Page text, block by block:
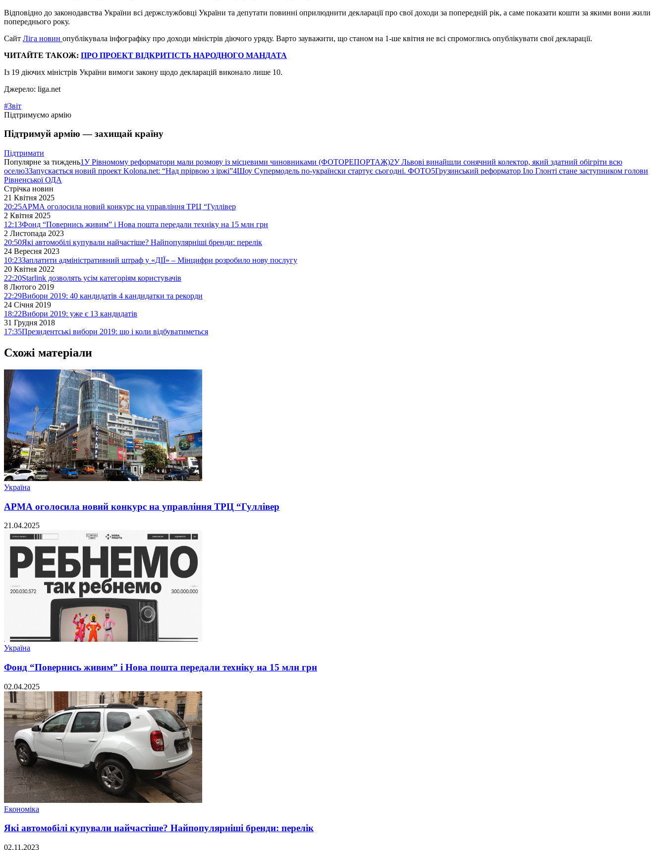
Відповідно до законодавства України всі держслужбовці України та депутати повинні оприлюднити декларації про свої доходи за попередній рік, а саме показати кошти за якими вони жили
попереднього року.
Сайт Ліга новин опублікувала інфографіку про доходи міністрів діючого уряду. Варто зауважити, що станом на 1-ше квітня не всі спромоглись опублікувати свої декларації.
ЧИТАЙТЕ ТАКОЖ: ПРО ПРОЕКТ ВІДКРИТІСТЬ НАРОДНОГО МАНДАТА
Із 19 діючих міністрів України вимоги закону щодо декларацій виконало лише 10.
Джерело: liga.net
#Звіт
Підтримуємо армію
Підтримуй армію — захищай країну
Підтримати
Популярне за тиждень1У Рівномому реформатори мали розмову із місцевими чиновниками (ФОТОРЕПОРТАЖ)2У Львові винайшли сонячний колектор, який здатний обігріти всю
оселю3Запускається новий проект Kolona.net: “Над прірвою з іржі”4Шоу Супермодель по-українски стартує сьогодні. ФОТО5Грузинський реформатор Іло Глонті стане заступником голови
Рівненської ОДА
Стрічка новин
21 Квітня 2025
20:25АРМА оголосила новий конкурс на управління ТРЦ “Гуллівер
2 Квітня 2025
12:13Фонд “Повернись живим” і Нова пошта передали техніку на 15 млн грн
2 Листопада 2023
20:50Які автомобілі купували найчастіше? Найпопулярніші бренди: перелік
24 Вересня 2023
10:23Заплатити адміністративний штраф у «ДІЇ» – Мінцифри розробило нову послугу
20 Квітня 2022
22:20Starlink дозволять усім категоріям користувачів
8 Лютого 2019
22:29Вибори 2019: 40 кандидатів 4 кандидатки та рекорди
24 Січня 2019
18:22Вибори 2019: уже є 13 кандидатів
31 Грудня 2018
17:35Президентські вибори 2019: що і коли відбуватиметься
Схожі матеріали
Україна
АРМА оголосила новий конкурс на управління ТРЦ “Гуллівер
21.04.2025
Україна
Фонд “Повернись живим” і Нова пошта передали техніку на 15 млн грн
02.04.2025
Економіка
Які автомобілі купували найчастіше? Найпопулярніші бренди: перелік
02.11.2023